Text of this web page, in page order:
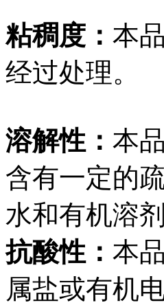
粘稠度： 本
经过处理。
溶解性： 本
含有一定的
水和有机溶
抗酸性： 本
属盐或有机